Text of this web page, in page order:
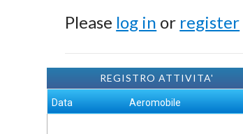
Please log in or register
REGISTRO ATTIVITA'
Data Aeromobile